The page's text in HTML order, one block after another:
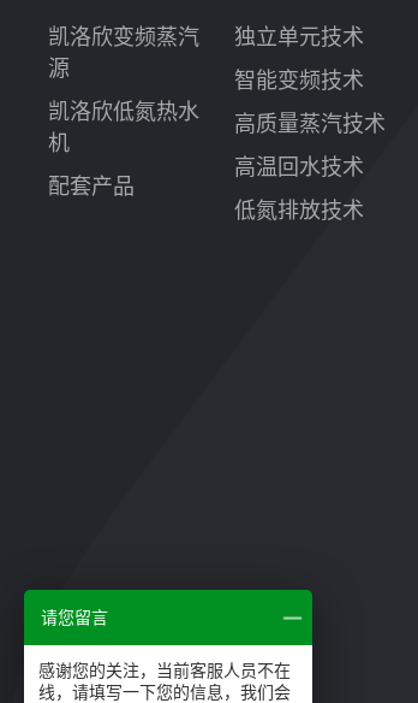
凯洛欣变频蒸汽
源
凯洛欣低氮热水
机
配套产品
独立单元技术
智能变频技术
高质量蒸汽技术
高温回水技术
低氮排放技术
请您留言
感谢您的关注，当前客服人员不在
线，请填写一下您的信息，我们会